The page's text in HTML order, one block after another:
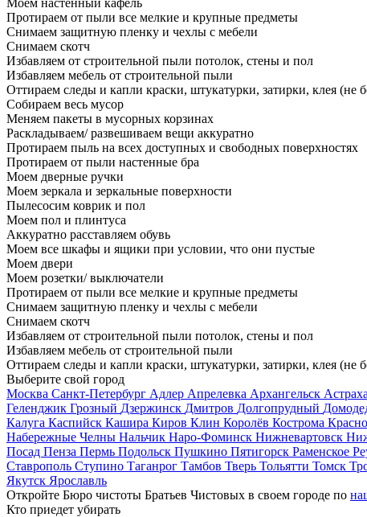
Моем настенный кафель
Протираем от пыли все мелкие и крупные предметы
Снимаем защитную пленку и чехлы с мебели
Снимаем скотч
Избавляем от строительной пыли потолок, стены и пол
Избавляем мебель от строительной пыли
Оттираем следы и капли краски, штукатурки, затирки, клея (не
Собираем весь мусор
Меняем пакеты в мусорных корзинах
Раскладываем/ развешиваем вещи аккуратно
Протираем пыль на всех доступных и свободных поверхностях
Протираем от пыли настенные бра
Моем дверные ручки
Моем зеркала и зеркальные поверхности
Пылесосим коврик и пол
Моем пол и плинтуса
Аккуратно расставляем обувь
Моем все шкафы и ящики при условии, что они пустые
Моем двери
Моем розетки/ выключатели
Протираем от пыли все мелкие и крупные предметы
Снимаем защитную пленку и чехлы с мебели
Снимаем скотч
Избавляем от строительной пыли потолок, стены и пол
Избавляем мебель от строительной пыли
Оттираем следы и капли краски, штукатурки, затирки, клея (не
Выберите свой город
Москва Санкт-Петербург Адлер Апрелевка Архангельск
Геленджик Грозный Дзержинск Дмитров Долгопрудный
Калуга Каспийск Кашира Киров Клин Королёв Кострома
Набережные Челны Нальчик Наро-Фоминск Нижневартовск
Посад Пенза Пермь Подольск Пушкино Пятигорск Раменское
Ставрополь Ступино Таганрог Тамбов Тверь Тольятти Томск
Якутск Ярославль
Откройте Бюро чистоты Братьев Чистовых в своем городе по
Кто приедет убирать